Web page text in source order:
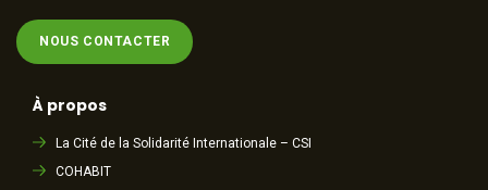
NOUS CONTACTER
À propos
La Cité de la Solidarité Internationale – CSI
COHABIT